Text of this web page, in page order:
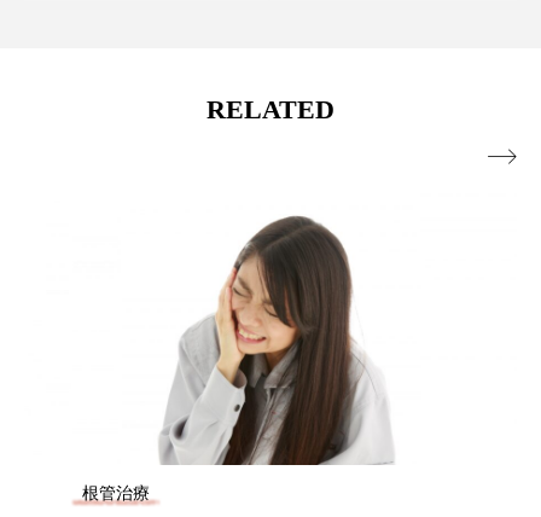
RELATED
根管治療
